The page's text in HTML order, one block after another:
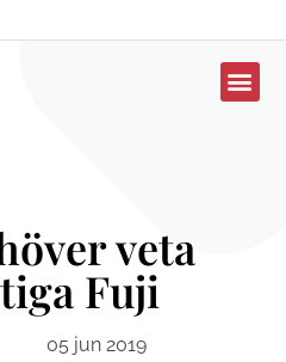
veta
Fuji
05 jun 2019